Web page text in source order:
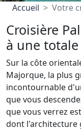
Accueil Votre
Croisière
à une
Sur la côte
Majorque, la plus
incontournable
que vous
que vous verrez
dont l'architecture